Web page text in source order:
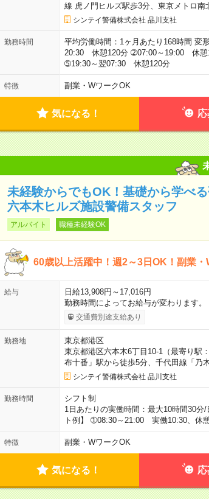
線 虎ノ門ヒルズ駅歩3分、東京メトロ南
シンテイ警備株式会社 品川支社
勤務時間
平均労働時間：1ヶ月あたり168時間
20:30 休憩120分 ➁07:00～19:00 休
➄19:30～翌07:30 休憩120分
特徴 副業・WワークOK
気になる！
未経験からでもOK！基礎から学べ
六本木ヒルズ施設警備スタッフ
アルバイト 職種未経験OK
60歳以上活躍中！週2～3日OK！副業・
給与
日給13,908円～17,016円
勤務時間によってお給与が変わります
交通費別途支給あり
勤務地
東京都港区
東京都港区六本木6丁目10-1（最寄り駅
布十番」駅から徒歩5分、千代田線「乃
シンテイ警備株式会社 品川支社
勤務時間
シフト制
1日あたりの実働時間：最大10時間30
ト例】 ➀08:30～21:00 実働10:30、休
特徴 副業・WワークOK
気になる！